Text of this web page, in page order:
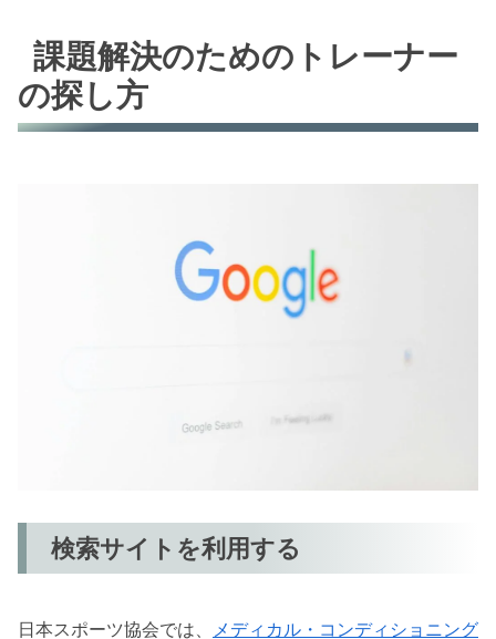
課題解決のためのトレーナー
の探し方
検索サイトを利用する
日本スポーツ協会では、 メディカル・コンディショニング